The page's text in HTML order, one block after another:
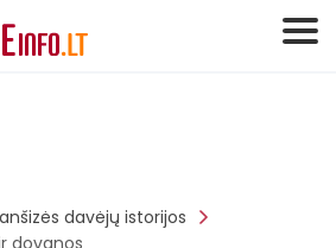
davėjų istorijos
dovanos